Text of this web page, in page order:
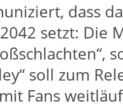
dass
setzt: Die
soll zum
Fans